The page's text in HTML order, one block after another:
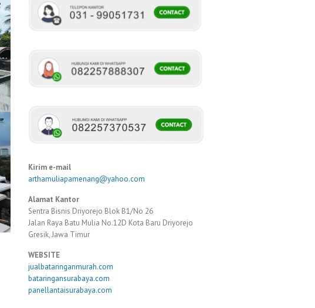
Kirim e-mail
arthamuliapamenang@yahoo.com
Alamat Kantor
Sentra Bisnis Driyorejo Blok B1/No 26
Jalan Raya Batu Mulia No.12D Kota Baru Driyorejo
Gresik, Jawa Timur
WEBSITE
jualbataringanmurah.com
bataringansurabaya.com
panellantaisurabaya.com